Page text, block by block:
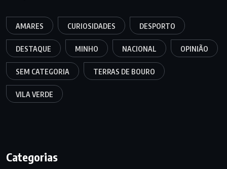
AMARES CURIOSIDADES DESPORTO
DESTAQUE MINHO NACIONAL OPINIÃO
SEM CATEGORIA TERRAS DE BOURO
VILA VERDE
Categorias